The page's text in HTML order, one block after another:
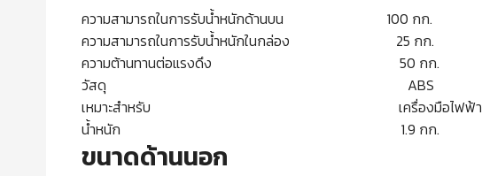
ความสามารถในการรับน้ำหนักด้านบน 100 กก.
ความสามารถในการรับน้ำหนักในกล่อง 25 กก.
ความต้านทานต่อแรงดึง 50 กก.
วัสดุ ABS
เหมาะสำหรับ เครื่องมือไฟฟ้าทุกป
น้ำหนัก 1.9 กก.
ขนาดด้านนอก